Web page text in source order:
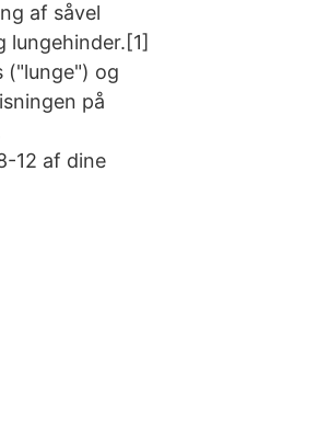
af såvel
lungehinder.[1]
("lunge") og
på
12 af dine